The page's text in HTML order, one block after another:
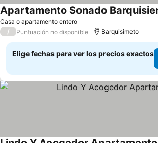
Casa o apartamento entero
Ver precios
/ Puntuación no disponible Barquisimeto
Elige fechas para ver los precios exactos